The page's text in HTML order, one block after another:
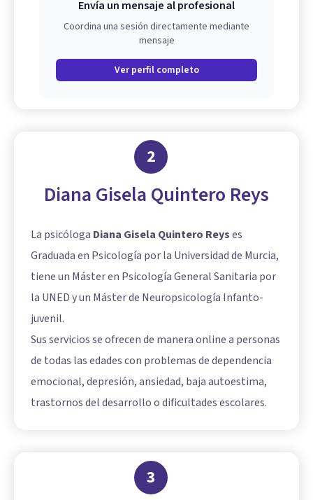
Envía un mensaje al profesional
Coordina una sesión directamente mediante
mensaje
Ver perfil completo
2
Diana Gisela Quintero Reys
La psicóloga Diana Gisela Quintero Reyses
Graduada en Psicología por la Universidad de Murcia,
tiene un Máster en Psicología General Sanitaria por
la UNED y un Máster de Neuropsicología Infanto-
juvenil.
Sus servicios se ofrecen de manera online a personas
de todas las edades con problemas de dependencia
emocional, depresión, ansiedad, baja autoestima,
trastornos del desarrollo o dificultades escolares.
3